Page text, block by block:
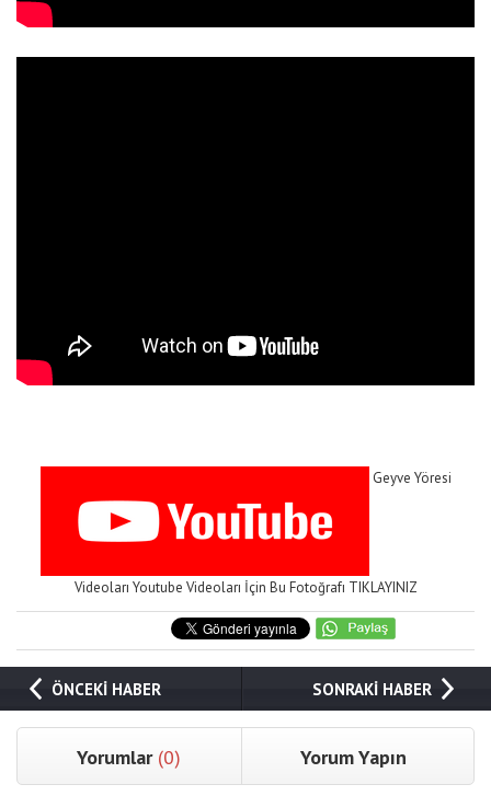
Geyve Yöresi
Videoları Youtube Videoları İçin Bu Fotoğrafı TIKLAYINIZ
ÖNCEKİ HABER SONRAKİ HABER
Yorumlar (0) Yorum Yapın